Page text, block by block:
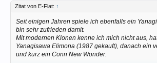
Zitat von E-Flat: ↑
Seit einigen Jahren spiele ich ebenfalls ein
bin sehr zufrieden damit.
Mit modernen Klonen kenne ich mich nicht aus,
Yanagisawa Elimona (1987 gekauft), danach ein
und kurz ein Conn New Wonder.